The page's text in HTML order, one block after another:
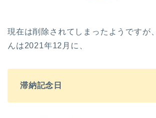
現在は削除されてしまったようですが
んは2021年12月に、
滞納記念日